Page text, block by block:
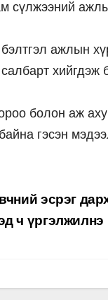
сүлжээний
ажлын
хийгдэж
болон аж
гэсэн
эсрэг
ч үргэлжилнэ